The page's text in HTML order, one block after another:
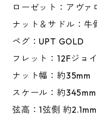
ローゼット：アヴァ
ナット＆サドル：牛
ペグ：UPT GOLD
フレット：12Fジョ
ナット幅：約35mm
スケール：約345mm
弦高：1弦側 約